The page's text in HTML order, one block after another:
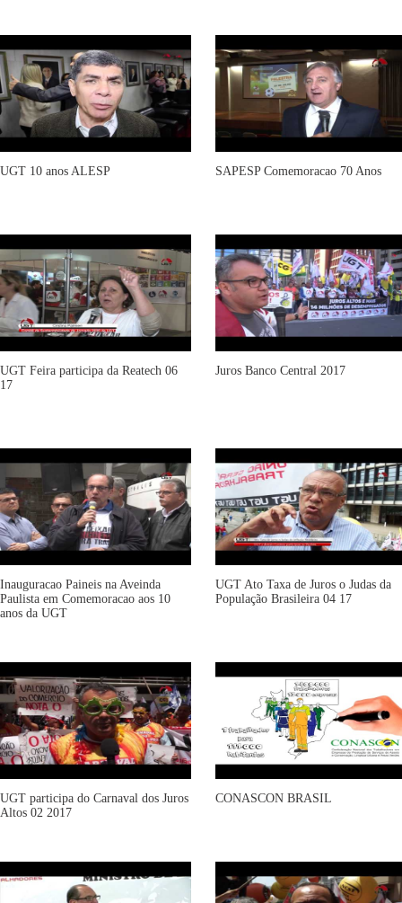
UGT 10 anos ALESP SAPESP Comemoracao 70 Anos
UGT Feira participa da Reatech 06
17
Juros Banco Central 2017
Inauguracao Paineis na Aveinda
Paulista em Comemoracao aos 10
anos da UGT
UGT Ato Taxa de Juros o Judas da
População Brasileira 04 17
UGT participa do Carnaval dos Juros
Altos 02 2017
CONASCON BRASIL